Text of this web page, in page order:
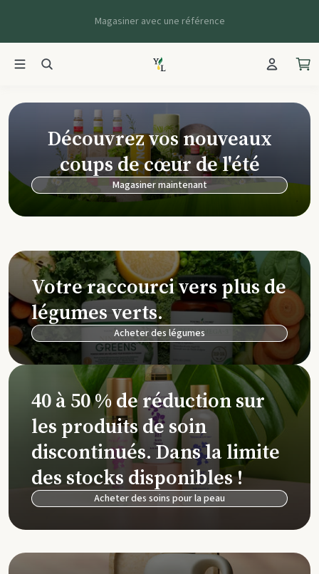
Magasiner avec une référence
Young Living
Découvrez vos nouveaux
coups de cœur de l'été
Magasiner maintenant
Votre raccourci vers plus de
légumes verts.
Acheter des légumes
40 à 50 % de réduction sur
les produits de soin
discontinués. Dans la limite
des stocks disponibles !
Acheter des soins pour la peau